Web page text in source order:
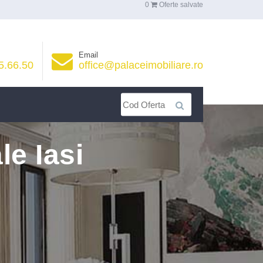
0 Oferte salvate
Email
office@palaceimobiliare.ro
Iasi